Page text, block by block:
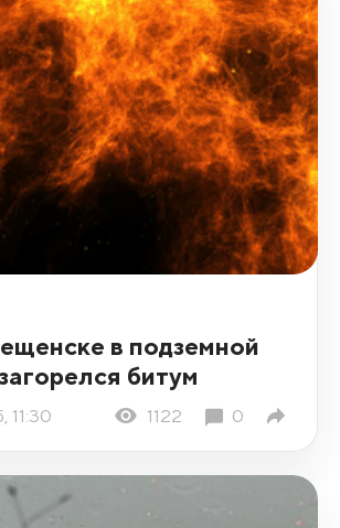
в подземной
битум
11:30 1122 0